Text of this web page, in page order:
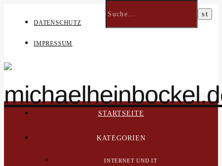
DATENSCHUTZ
IMPRESSUM
STARTSEITE
KATEGORIEN
INTERNET UND IT